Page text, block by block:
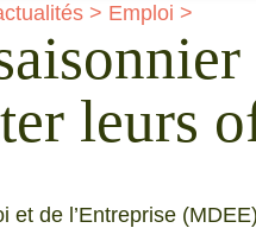
> Emploi >
leurs
et de l’Entreprise